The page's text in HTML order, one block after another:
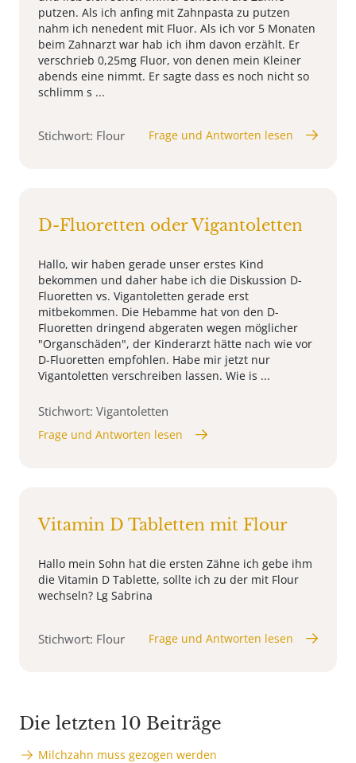
putzen. Als ich anfing mit Zahnpasta zu putzen
nahm ich nenedent mit Fluor. Als ich vor 5 Monaten
beim Zahnarzt war hab ich ihm davon erzählt. Er
verschrieb 0,25mg Fluor, von denen mein Kleiner
abends eine nimmt. Er sagte dass es noch nicht so
schlimm s ...
Stichwort: Flour Frage und Antworten lesen
D-Fluoretten oder Vigantoletten
Hallo, wir haben gerade unser erstes Kind
bekommen und daher habe ich die Diskussion D-
Fluoretten vs. Vigantoletten gerade erst
mitbekommen. Die Hebamme hat von den D-
Fluoretten dringend abgeraten wegen möglicher
"Organschäden", der Kinderarzt hätte nach wie vor
D-Fluoretten empfohlen. Habe mir jetzt nur
Vigantoletten verschreiben lassen. Wie is ...
Stichwort: Vigantoletten
Frage und Antworten lesen
Vitamin D Tabletten mit Flour
Hallo mein Sohn hat die ersten Zähne ich gebe ihm
die Vitamin D Tablette, sollte ich zu der mit Flour
wechseln? Lg Sabrina
Stichwort: Flour Frage und Antworten lesen
Die letzten 10 Beiträge
Milchzahn muss gezogen werden